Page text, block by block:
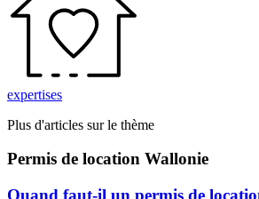
expertises
Plus d'articles sur le thème
Permis de location Wallonie
Quand faut-il un permis de